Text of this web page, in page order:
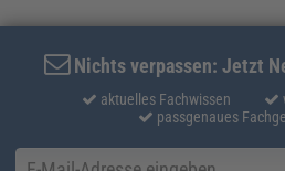
Nichts verpassen: Jetzt
aktuelles Fachwissen
passgenaues